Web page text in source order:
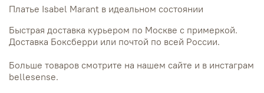
Платье Isabel Marant в идеальном состоянии
Быстрая доставка курьером по Москве с примеркой.
Доставка Боксберри или почтой по всей России.
Больше товаров смотрите на нашем сайте и в инстаграм
bellesense.